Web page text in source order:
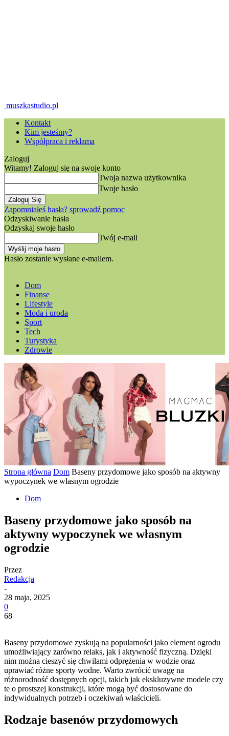
muszkastudio.pl
Kontakt
Kim jesteśmy?
Współpraca i reklama
Zaloguj
Witamy! Zaloguj się na swoje konto
Twoja nazwa użytkownika
Twoje hasło
Zapomniałeś hasła? sprowadź pomoc
Odzyskiwanie hasła
Odzyskaj swoje hasło
Twój e-mail
Hasło zostanie wysłane e-mailem.
Dom
Finanse
Lifestyle
Moda i uroda
Sport
Tech
Turystyka
Zdrowie
Strona główna Dom Baseny przydomowe jako sposób na aktywny
wypoczynek we własnym ogrodzie
Dom
Baseny przydomowe jako sposób na
aktywny wypoczynek we własnym
ogrodzie
Przez
Redakcja
-
28 maja, 2025
0
68
Baseny przydomowe zyskują na popularności jako element ogrodu
umożliwiający zarówno relaks, jak i aktywność fizyczną. Dzięki
nim można cieszyć się chwilami odprężenia w wodzie oraz
uprawiać różne sporty wodne. Warto zwrócić uwagę na
różnorodność dostępnych opcji, takich jak ekskluzywne modele czy
te o prostszej konstrukcji, które mogą być dostosowane do
indywidualnych potrzeb i oczekiwań właścicieli.
Rodzaje basenów przydomowych